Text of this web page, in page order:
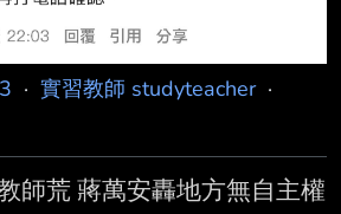
· 實習教師 studyteacher·
師荒 蔣萬安轟地方無自主權